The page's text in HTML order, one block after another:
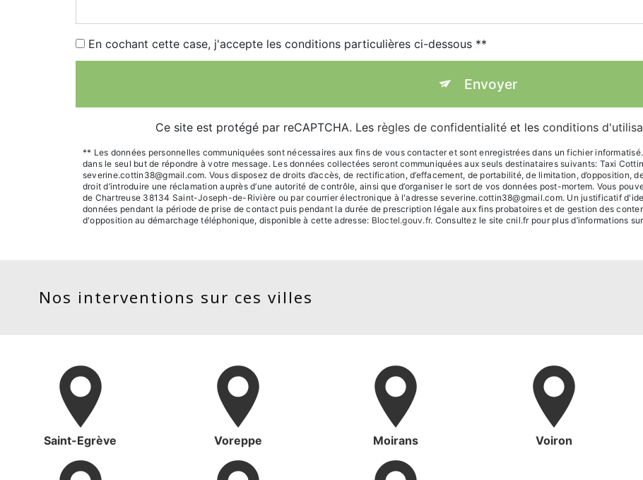
En cochant cette case, j'accepte les conditions particulières ci-dessous **
Envoyer
Ce site est protégé par reCAPTCHA. Les règles de confidentialité et les conditions
** Les données personnelles communiquées sont nécessaires aux fins de vous contacter et sont enregistrées dans un fichier
dans le seul but de répondre à votre message. Les données collectées seront communiquées aux seuls destinataires suivants: Taxi
severine.cottin38@gmail.com. Vous disposez de droits d’accès, de rectification, d’effacement, de portabilité, de limitation, d’opposition,
droit d’introduire une réclamation auprès d’une autorité de contrôle, ainsi que d’organiser le sort de vos données post-mortem. Vous
de Chartreuse 38134 Saint-Joseph-de-Rivière ou par courrier électronique à l'adresse severine.cottin38@gmail.com. Un justificatif
données pendant la période de prise de contact puis pendant la durée de prescription légale aux fins probatoires et de gestion des
d'opposition au démarchage téléphonique, disponible à cette adresse: Bloctel.gouv.fr. Consultez le site cnil.fr pour plus d’informations
Nos interventions sur ces villes
Saint-Egrève Voreppe Moirans Voiron